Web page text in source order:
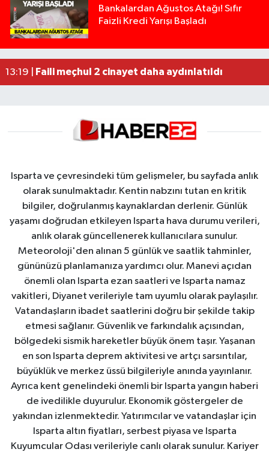
Bankalardan Ağustos Atağı! Sıfır
Faizli Kredi Yarışı Başladı
19:36 |Isparta’da Silah Operasyonu: 165 Tabanca Ele
17:18 | Anız Yangını Kazaya Neden Oldu: 13 Araç
17:08 |Alevlere Teslim Olan Gecekondu Kullanılamaz
13:19 |
Faili meçhul 2 cinayet daha aydınlatıldı
Isparta ve çevresindeki tüm gelişmeler, bu sayfada anlık
olarak sunulmaktadır. Kentin nabzını tutan en kritik
bilgiler, doğrulanmış kaynaklardan derlenir. Günlük
yaşamı doğrudan etkileyen Isparta hava durumu verileri,
anlık olarak güncellenerek kullanıcılara sunulur.
Meteoroloji'den alınan 5 günlük ve saatlik tahminler,
gününüzü planlamanıza yardımcı olur. Manevi açıdan
önemli olan Isparta ezan saatleri ve Isparta namaz
vakitleri, Diyanet verileriyle tam uyumlu olarak paylaşılır.
Vatandaşların ibadet saatlerini doğru bir şekilde takip
etmesi sağlanır. Güvenlik ve farkındalık açısından,
bölgedeki sismik hareketler büyük önem taşır. Yaşanan
en son Isparta deprem aktivitesi ve artçı sarsıntılar,
büyüklük ve merkez üssü bilgileriyle anında yayınlanır.
Ayrıca kent genelindeki önemli bir Isparta yangın haberi
de ivedilikle duyurulur. Ekonomik göstergeler de
yakından izlenmektedir. Yatırımcılar ve vatandaşlar için
Isparta altın fiyatları, serbest piyasa ve Isparta
Kuyumcular Odası verileriyle canlı olarak sunulur. Kariyer